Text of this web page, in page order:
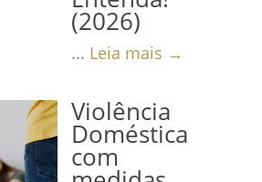
(2026)
... Leia mais →
Violência
Doméstica
com